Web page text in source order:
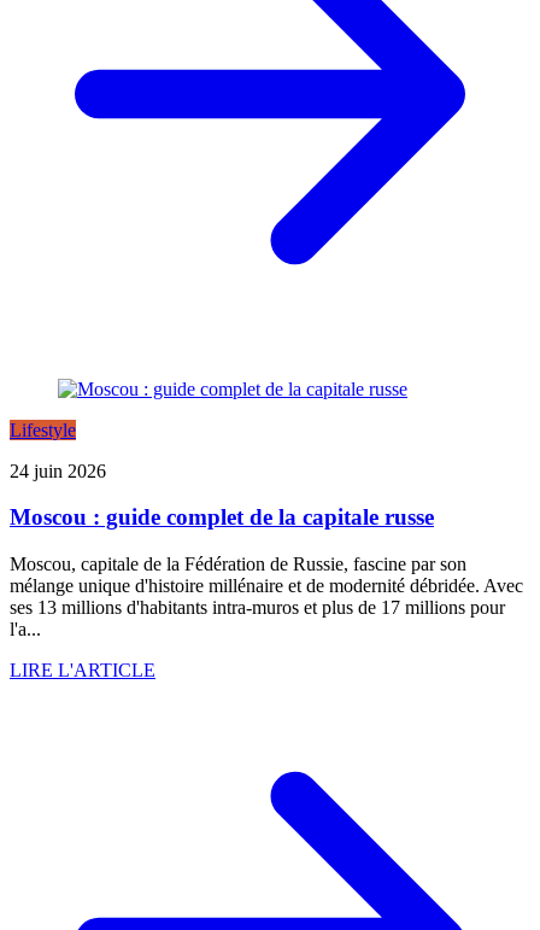
Lifestyle
24 juin 2026
Moscou : guide complet de la capitale russe
Moscou, capitale de la Fédération de Russie, fascine par son
mélange unique d'histoire millénaire et de modernité débridée. Avec
ses 13 millions d'habitants intra-muros et plus de 17 millions pour
l'a...
LIRE L'ARTICLE